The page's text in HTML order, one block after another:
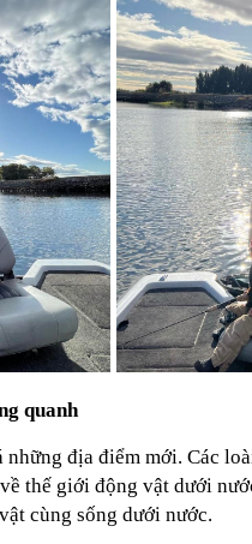
quanh
địa điểm mới. Các
thế giới động vật dưới
cùng sống dưới nước.